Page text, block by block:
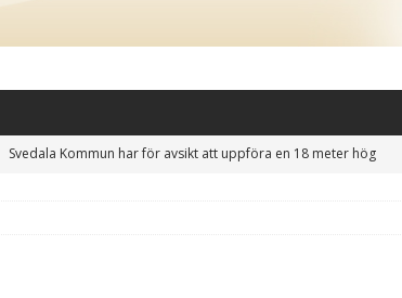
Svedala Kommun har för avsikt att uppföra en 18 meter hög